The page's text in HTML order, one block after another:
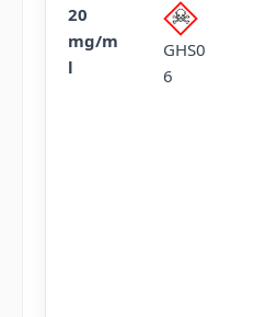
20
mg/m
l
GHS0
6